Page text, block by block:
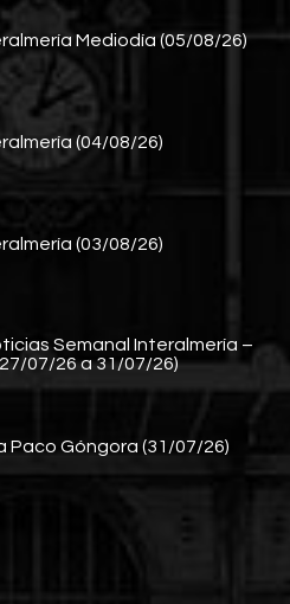
Mediodía (05/08/26)
(04/08/26)
(03/08/26)
Semanal Interalmería –
07/26 a 31/07/26)
Paco Góngora (31/07/26)